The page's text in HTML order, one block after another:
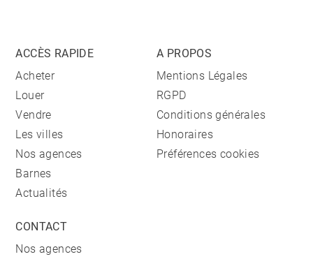
ACCÈS RAPIDE
Acheter
Louer
Vendre
Les villes
Nos agences
Barnes
Actualités
A PROPOS
Mentions Légales
RGPD
Conditions générales
Honoraires
Préférences cookies
CONTACT
Nos agences